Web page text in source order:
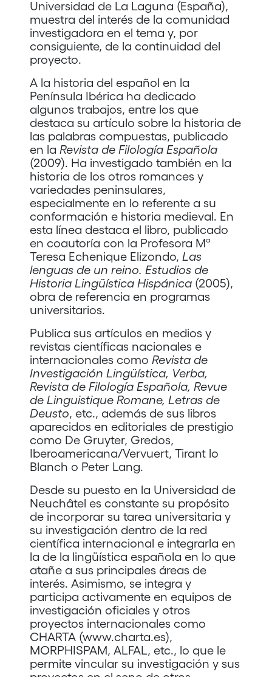
Universidad de La Laguna (España),
muestra del interés de la comunidad
investigadora en el tema y, por
consiguiente, de la continuidad del
proyecto.
A la historia del español en la
Península Ibérica ha dedicado
algunos trabajos, entre los que
destaca su artículo sobre la historia de
las palabras compuestas, publicado
en la Revista de Filología Española
(2009). Ha investigado también en la
historia de los otros romances y
variedades peninsulares,
especialmente en lo referente a su
conformación e historia medieval. En
esta línea destaca el libro, publicado
en coautoría con la Profesora Mª
Teresa Echenique Elizondo, Las
lenguas de un reino. Estudios de
Historia Lingüística Hispánica(2005),
obra de referencia en programas
universitarios.
Publica sus artículos en medios y
revistas científicas nacionales e
internacionales como Revista de
Investigación Lingüística, Verba,
Revista de Filología Española, Revue
de Linguistique Romane, Letras de
Deusto, etc., además de sus libros
aparecidos en editoriales de prestigio
como De Gruyter, Gredos,
Iberoamericana/Vervuert, Tirant lo
Blanch o Peter Lang.
Desde su puesto en la Universidad de
Neuchâtel es constante su propósito
de incorporar su tarea universitaria y
su investigación dentro de la red
científica internacional e integrarla en
la de la lingüística española en lo que
atañe a sus principales áreas de
interés. Asimismo, se integra y
participa activamente en equipos de
investigación oficiales y otros
proyectos internacionales como
CHARTA (www.charta.es),
MORPHISPAM, ALFAL, etc., lo que le
permite vincular su investigación y sus